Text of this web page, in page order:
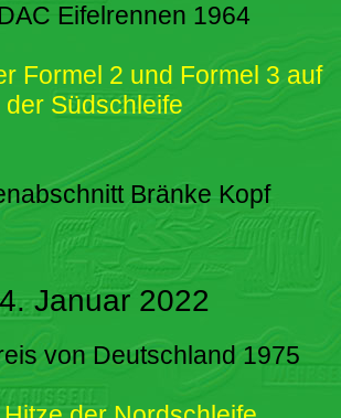
Eifelrennen 1964
Formel 2 und Formel 3 auf
der Südschleife
Bränke Kopf
Januar 2022
von Deutschland 1975